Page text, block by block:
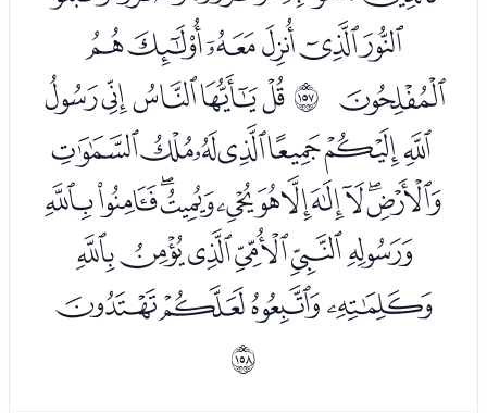
ﮙﮚﮛﮜﮝﮞ
ﮟ ﲜﮡﮢﮣﮤﮥ
ﮦﮧﮨﮩﮪﮫﮬ
ﮭﮮﮯﮰﮱﯓﯔﯕﯖﯗﯘ
ﯙﯚﯛﯜﯝﯞ
ﯟﯠﯡﯢ
ﲝ